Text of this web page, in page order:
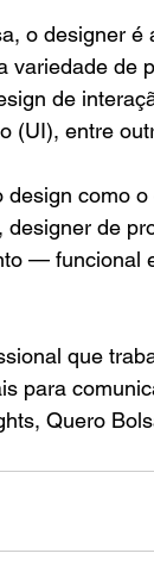
o designer
variedade de
de
(UI), entre
como
de
—
que
para
Quero